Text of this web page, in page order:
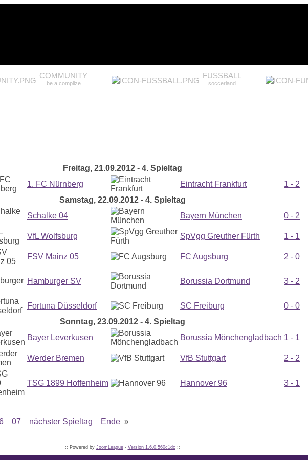
COMMUNITY
be a complize
FUSSBALL
soccerland
Freitag, 21.09.2012 - 4. Spieltag
1. FC Nürnberg Eintracht Frankfurt
1 - 2
Samstag, 22.09.2012 - 4. Spieltag
Schalke 04 Bayern München 0 - 2
VfL Wolfsburg SpVgg Greuther Fürth 1 - 1
FSV Mainz 05 FC Augsburg 2 - 0
Hamburger SV Borussia Dortmund 3 - 2
Fortuna Düsseldorf SC Freiburg
0 - 0
Sonntag, 23.09.2012 - 4. Spieltag
Bayer Leverkusen Borussia Mönchengladbach 1 - 1
Werder Bremen VfB Stuttgart 2 - 2
TSG 1899 Hoffenheim Hannover 96 3 - 1
07 nächster Spieltag Ende »
:: Powered by JoomLeague- Version 1.6.0.560c1dc ::